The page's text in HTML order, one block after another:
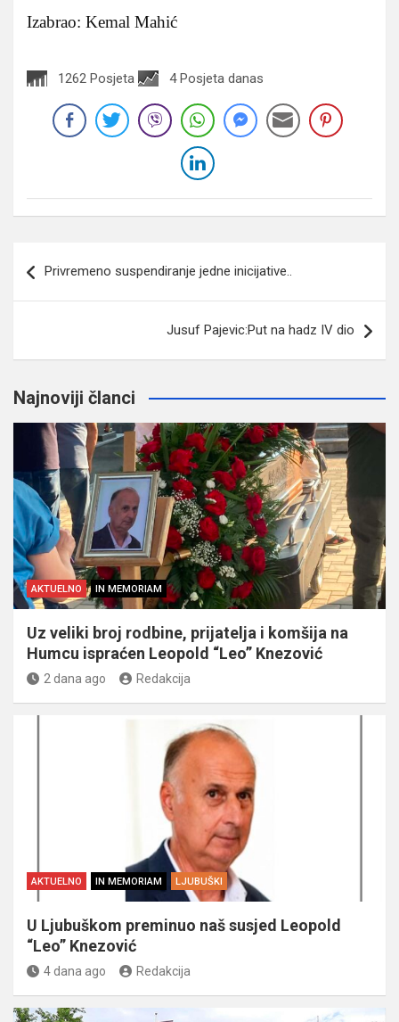
Izabrao: Kemal Mahić
1262 Posjeta 4 Posjeta danas
članaka
Privremeno suspendiranje jedne inicijative..
Jusuf Pajevic:Put na hadz IV dio
Najnoviji članci
AKTUELNO IN MEMORIAM
Uz veliki broj rodbine, prijatelja i komšija na
Humcu ispraćen Leopold “Leo” Knezović
2 dana ago Redakcija
AKTUELNO IN MEMORIAM LJUBUŠKI
U Ljubuškom preminuo naš susjed Leopold
“Leo” Knezović
4 dana ago Redakcija